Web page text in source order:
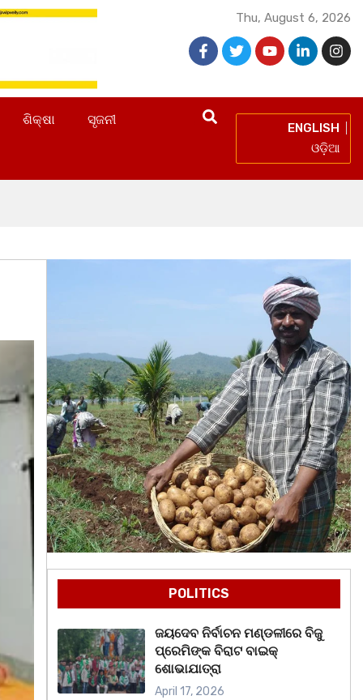
Thu, August 6, 2026
ଶିକ୍ଷା ସୃଜନୀ
ENGLISH
ଓଡ଼ିଆ
POLITICS
ଜୟଦେବ ନିର୍ବାଚନ ମଣ୍ଡଳୀରେ ବିଜୁ
ପ୍ରେମିଙ୍କ ବିରାଟ ବାଇକ୍
ଶୋଭାଯାତ୍ରା
April 17, 2026